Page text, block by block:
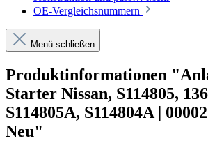
OE-Vergleichsnummern
Menü schließen
Produktinformationen
Starter Nissan, S114805,
S114805A, S114804A |
Neu"